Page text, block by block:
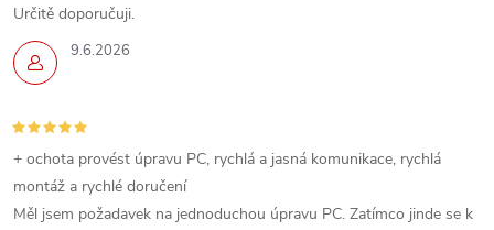
9.6.2026
Určitě doporučuji.
+ ochota provést úpravu PC, rychlá a jasná komunikace, rychlá
montáž a rychlé doručení
Měl jsem požadavek na jednoduchou úpravu PC. Zatímco jinde se k